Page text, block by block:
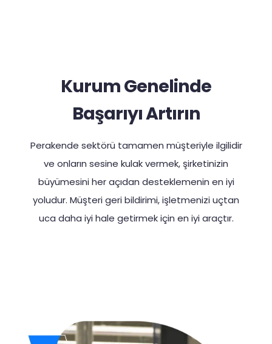
Kurum Genelinde
Başarıyı Artırın
Perakende sektörü tamamen müşteriyle ilgilidir
ve onların sesine kulak vermek, şirketinizin
büyümesini her açıdan desteklemenin en iyi
yoludur. Müşteri geri bildirimi, işletmenizi uçtan
uca daha iyi hale getirmek için en iyi araçtır.